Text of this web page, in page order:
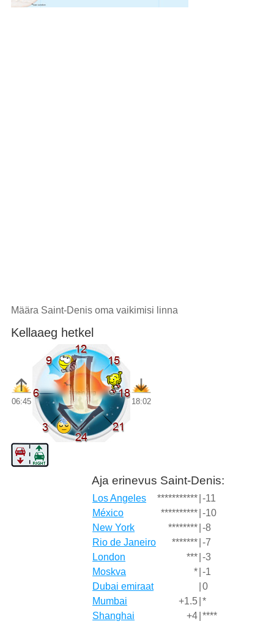
Määra Saint-Denis oma vaikimisi linna
Kellaaeg hetkel
06:45 18:02
Aja erinevus Saint-Denis:
Los Angeles *********** -11
México
********** -10
New York
******** -8
Rio de Janeiro
******* -7
London
*** -3
Moskva
* -1
Dubai emiraat
0
Mumbai
+1.5 *
Shanghai
+4 ****